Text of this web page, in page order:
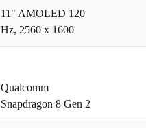
11" AMOLED 120
Hz, 2560 x 1600
Qualcomm
Snapdragon 8 Gen 2